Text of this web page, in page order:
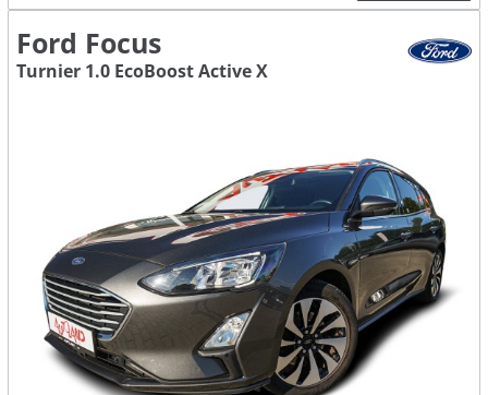
Ford Focus
Turnier 1.0 EcoBoost Active X